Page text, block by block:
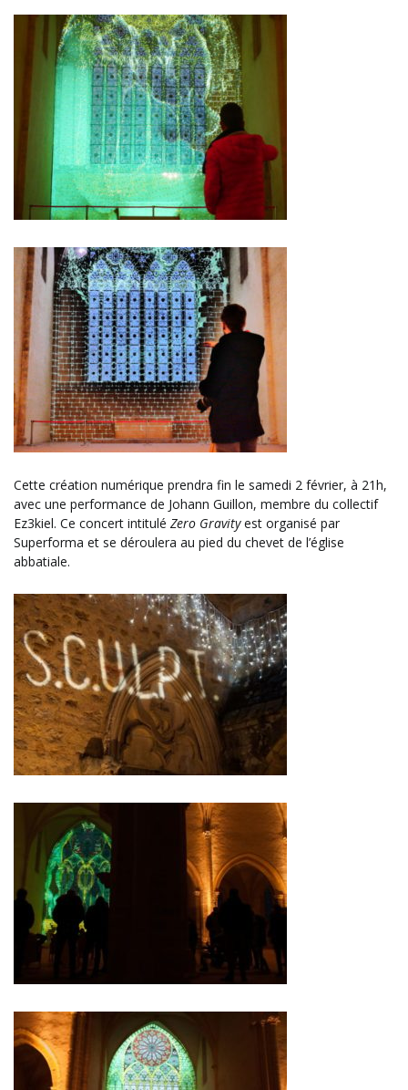
Cette création numérique prendra fin le samedi 2 février, à 21h,
avec une performance de Johann Guillon, membre du collectif
Ez3kiel. Ce concert intitulé Zero Gravityest organisé par
Superforma et se déroulera au pied du chevet de l’église
abbatiale.